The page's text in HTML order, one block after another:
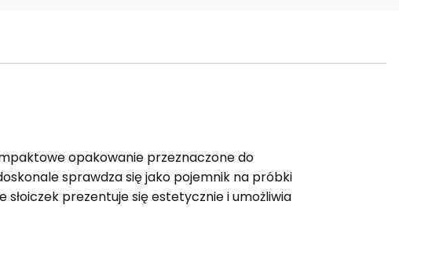
opakowanie przeznaczone do
sprawdza się jako pojemnik na próbki
prezentuje się estetycznie i umożliwia